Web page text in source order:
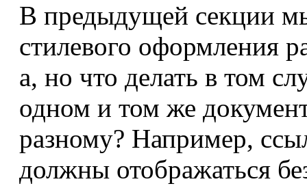
В предыдущей секции
стилевого оформления
a, но что делать в том
одном и том же
разному? Например,
должны отображаться